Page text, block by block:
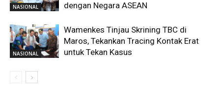
NASIONAL
dengan Negara ASEAN
NASIONAL
Wamenkes Tinjau Skrining TBC di
Maros, Tekankan Tracing Kontak Erat
untuk Tekan Kasus